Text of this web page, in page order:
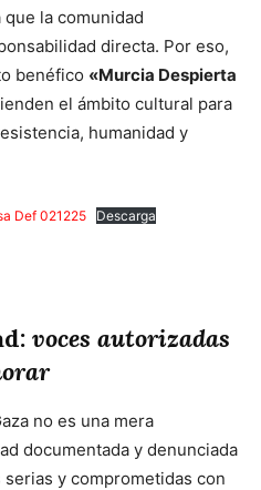
la comunidad
directa. Por eso,
benéfico «Murcia Despierta
el ámbito cultural para
humanidad y
Def 021225 Descarga
voces autorizadas
no es una mera
documentada y denunciada
y comprometidas con